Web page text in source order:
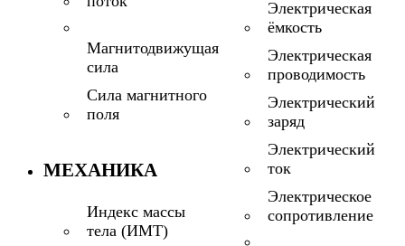
Магнитодвижущая
сила
Сила магнитного
поля
МЕХАНИКА
Индекс массы
тела (ИМТ)
Электрическая
ёмкость
Электрическая
проводимость
Электрический
заряд
Электрический
ток
Электрическое
сопротивление